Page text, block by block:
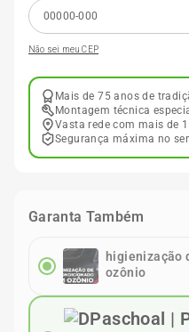
Não sei meu CEP
Mais de 75 anos de
Montagem técnica
Vasta rede com mais de
Segurança máxima no
Garanta Também
higienização
ozônio
10º Pneu